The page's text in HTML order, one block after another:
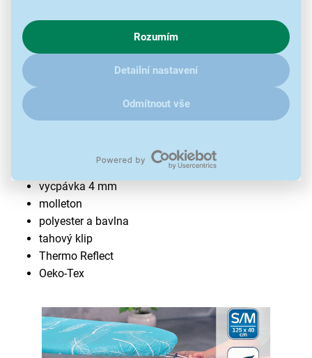
chování na webu pro zobrazení cílených reklam. Pokud vás
zajímají detaily, jak u nás s cookies a dalšími údaji pracujeme,
kliknětesem.
Rozumím
Detailní nastavení
Odmítnout vše
Potah na žehlicí prkno Leifheit Thermo
vycpávka 4 mm
molleton
polyester a bavlna
tahový klip
Thermo Reflect
Oeko-Tex